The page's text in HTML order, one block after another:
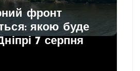
фронт
якою буде
7 серпня